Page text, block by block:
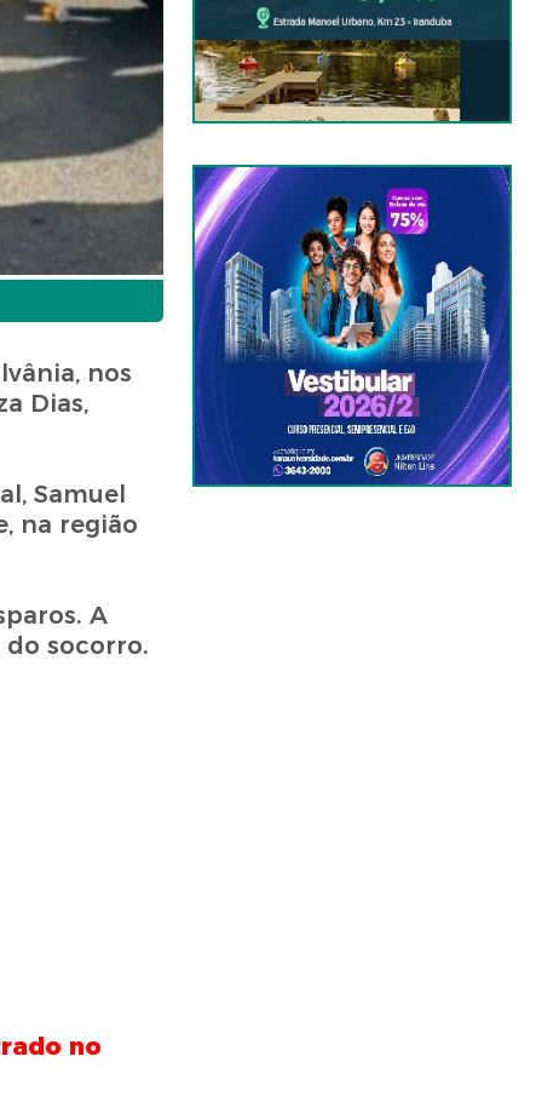
nos
Dias,
Samuel
na região
A
socorro.
no